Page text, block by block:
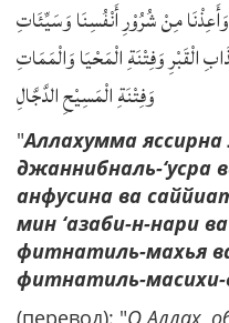
مِنْ شُرُوْرِ أَنْفُسِنَا وَسَيِّئَاتِ
الْقَبْرِ وَفِتْنَةِ الْمَحْيَا وَالْمَمَاتِ
وَفِتْنَةِ الْمَسِيْحِ الدَّجَّالِ
"Аллахумма
джаннибналь-‘усра
анфусина ва
мин ‘азаби-н-нари
фитнатиль-махья
фитнатиль-
(перевод): "О Аллах,